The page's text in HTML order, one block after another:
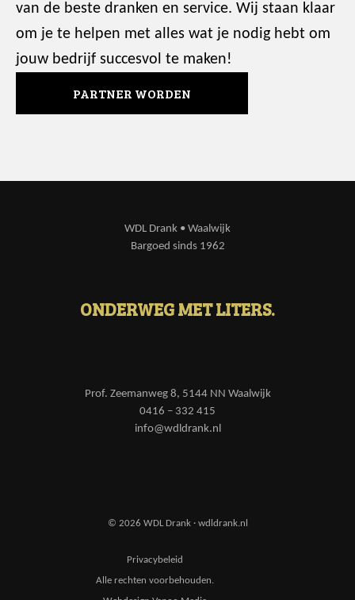
van de beste dranken en service. Wij staan klaar
om je te helpen met alles wat je nodig hebt om
jouw bedrijf succesvol te maken!
PARTNER WORDEN
WDL Drank • Waalwijk
Bargoed sinds 1962
ONDERWEG MET LITERS.
Prof. Zeemanweg 8, 5144 NN Waalwijk
0416 – 332 415
info@wdldrank.nl
© 2026 WDL Drank · wdldrank.nl
Privacybeleid
Alle rechten voorbehouden.